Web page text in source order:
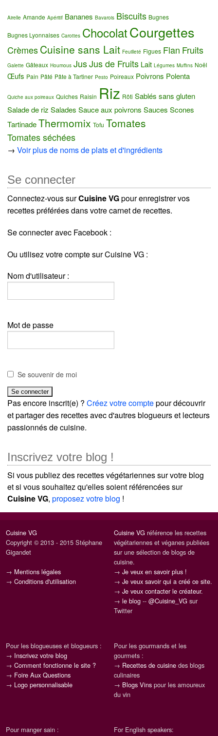
Airelle Amande Apéritif Bananes Bavarois Biscuits Bugnes
Bugnes Lyonnaises Carottes ChocolatCourgettes
CrèmesCuisine sans Lait Feuilleté Figues Flan Fruits
Galette Gâteaux Houmous JusJus de Fruits Lait Légumes Muffins Noël
Œufs Pain Pâté Pâte à Tartiner Pesto Poireaux Poivrons Polenta
Quiche aux poireaux Quiches Raisin Riz Rôti Sablés sans gluten
Salade de riz Salades Sauce aux poivrons Sauces Scones
TartinadeThermomix Tofu Tomates
Tomates séchées
→ Voir plus de noms de plats et d'ingrédients
Se connecter
Connectez-vous surCuisine VGpour enregistrer vos
recettes préférées dans votre carnet de recettes.
Se connecter avec Facebook :
Ou utilisez votre compte sur Cuisine VG :
Nom d'utilisateur :
Mot de passe
Se souvenir de moi
Pas encore inscrit(e) ? Créez votre comptepour découvrir
et partager des recettes avec d'autres blogueurs et lecteurs
passionnés de cuisine.
Inscrivez votre blog !
Si vous publiez des recettes végétariennes sur votre blog
et si vous souhaitez qu'elles soient référencées sur
Cuisine VG, proposez votre blog !
Cuisine VG
Copyright © 2013 - 2015 Stéphane
Gigandet
→ Mentions légales
→ Conditions d'utilisation
Cuisine VG référence les recettes
végétariennes et véganes publiées
sur une sélection de blogs de
cuisine.
→ Je veux en savoir plus !
→ Je veux savoir qui a créé ce site.
→ Je veux contacter le créateur.
→ le blog -- @Cuisine_VG sur
Twitter
Pour les blogueuses et blogueurs :
→ Inscrivez votre blog
→ Comment fonctionne le site ?
→ Foire Aux Questions
→ Logo personnalisable
Pour les gourmands et les
gourmets :
→ Recettes de cuisine des blogs
culinaires
→ Blogs Vins pour les amoureux
du vin
Pour manger sain :
For English speakers: